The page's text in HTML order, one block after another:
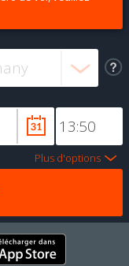
Plus d'options